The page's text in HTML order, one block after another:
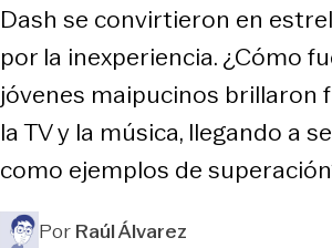
Dash se convirtieron en
por la inexperiencia. ¿Cómo
jóvenes maipucinos brillaron
la TV y la música, llegando a
como ejemplos de
PorRaúl Álvarez